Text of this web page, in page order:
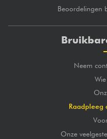
Beoordelingen
Neem
Raadpleeg
Onze